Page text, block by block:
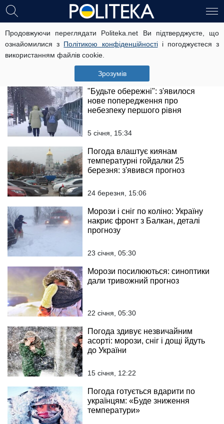
Продовжуючи переглядати Politeka.net Ви підтверджуєте, що
ознайомилися з Політикою конфіденційностіі погоджуєтеся з
використанням файлів cookie.
Зрозумів
Рекордна спека накрила Україну:
такого не було півстоліття
10 квітня, 15:09
"Будьте обережні": з'явилося
нове попередження про
небезпеку першого рівня
5 січня, 15:34
Погода влаштує киянам
температурні гойдалки 25
березня: з'явився прогноз
24 березня, 15:06
Морози і сніг по коліно: Україну
накриє фронт з Балкан, деталі
прогнозу
23 січня, 05:30
Морози посилюються: синоптики
дали тривожний прогноз
22 січня, 05:30
Погода здивує незвичайним
асорті: морози, сніг і дощі йдуть
до України
15 січня, 12:22
Погода готується вдарити по
українцям: «Буде зниження
температури»